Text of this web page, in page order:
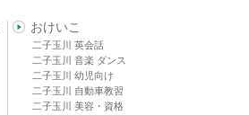
おけいこ
二子玉川 英会話
二子玉川 音楽 ダンス
二子玉川 幼児向け
二子玉川 自動車教習
二子玉川 美容・資格